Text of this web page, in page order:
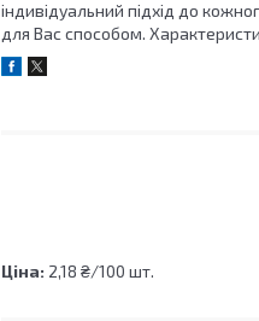
індивідуальний підхід до
для Вас способом.
Ціна: 2,18 ₴/100 шт.